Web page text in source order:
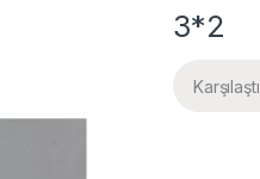
3*2